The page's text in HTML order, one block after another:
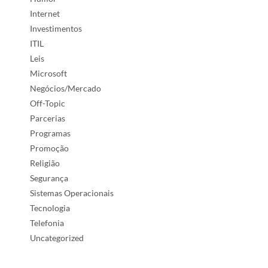
Internet
Investimentos
ITIL
Leis
Microsoft
Negócios/Mercado
Off-Topic
Parcerias
Programas
Promoção
Religião
Segurança
Sistemas Operacionais
Tecnologia
Telefonia
Uncategorized